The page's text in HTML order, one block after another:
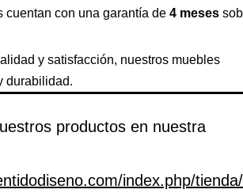
cuentan con una garantía de 4 meses
y satisfacción, nuestros muebles
durabilidad.
productos en nuestra
index.php/tienda/